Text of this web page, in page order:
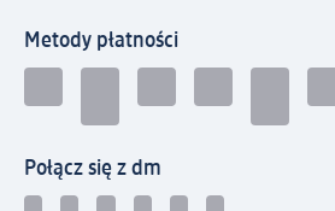
Metody płatności
Połącz się z dm